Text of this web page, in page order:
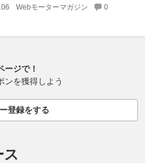
Webモーターマガジン 0
ージで！
ンを獲得しよう
登録をする